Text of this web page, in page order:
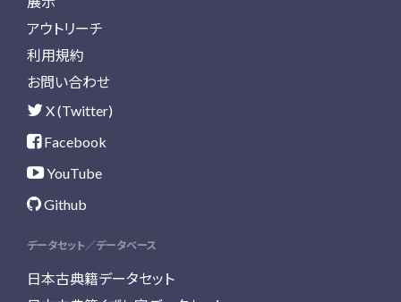
アウトリーチ
利用規約
お問い合わせ
X (Twitter)
Facebook
YouTube
Github
データセット／データベース
日本古典籍データセット